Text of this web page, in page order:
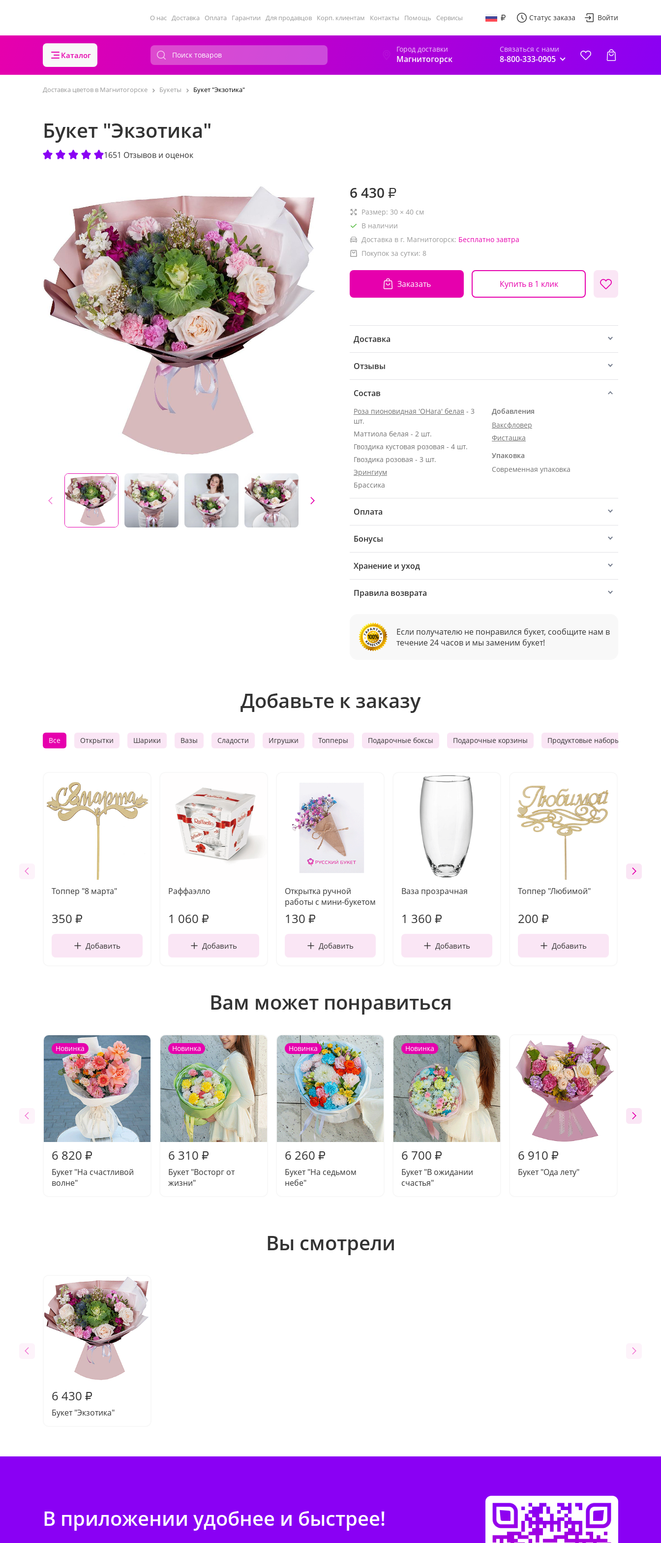
О нас Доставка Оплата Гарантии Для продавцов Корп. клиентам Контакты Помощь Сервисы Статус заказа Войти
Каталог
Город доставки
Магнитогорск
Связаться с нами
8-800-333-0905
Доставка цветов в Магнитогорске Букеты Букет "Экзотика"
Букет "Экзотика"
1651 Отзывов и оценок
6 430 ₽
Размер: 30 × 40 см
В наличии
Доставка в г. Магнитогорск: Бесплатно завтра
Покупок за сутки: 8
Заказать Купить в 1 клик
Доставка
Отзывы
Состав
Роза пионовидная 'OHara' белая - 3
шт.
Маттиола белая - 2 шт.
Гвоздика кустовая розовая - 4 шт.
Гвоздика розовая - 3 шт.
Эрингиум
Брассика
Добавления
Ваксфловер
Фисташка
Упаковка
Современная упаковка
Оплата
Бонусы
Хранение и уход
Правила возврата
Если получателю не понравился букет, сообщите нам в
течение 24 часов и мы заменим букет!
Добавьте к заказу
Все Открытки Шарики Вазы Сладости Игрушки Топперы Подарочные боксы Подарочные корзины Продуктовые наборы
Топпер "8 марта"
350 ₽
Добавить
Раффаэлло
1 060 ₽
Добавить
Открытка ручной
работы с мини-букетом
130 ₽
Добавить
Ваза прозрачная
1 360 ₽
Добавить
Топпер "Любимой"
200 ₽
Добавить
Вам может понравиться
Новинка
6 820 ₽
Букет "На счастливой
волне"
Новинка
6 310 ₽
Букет "Восторг от
жизни"
Новинка
6 260 ₽
Букет "На седьмом
небе"
Новинка
6 700 ₽
Букет "В ожидании
счастья"
6 910 ₽
Букет "Ода лету"
Вы смотрели
6 430 ₽
Букет "Экзотика"
В приложении удобнее и быстрее!